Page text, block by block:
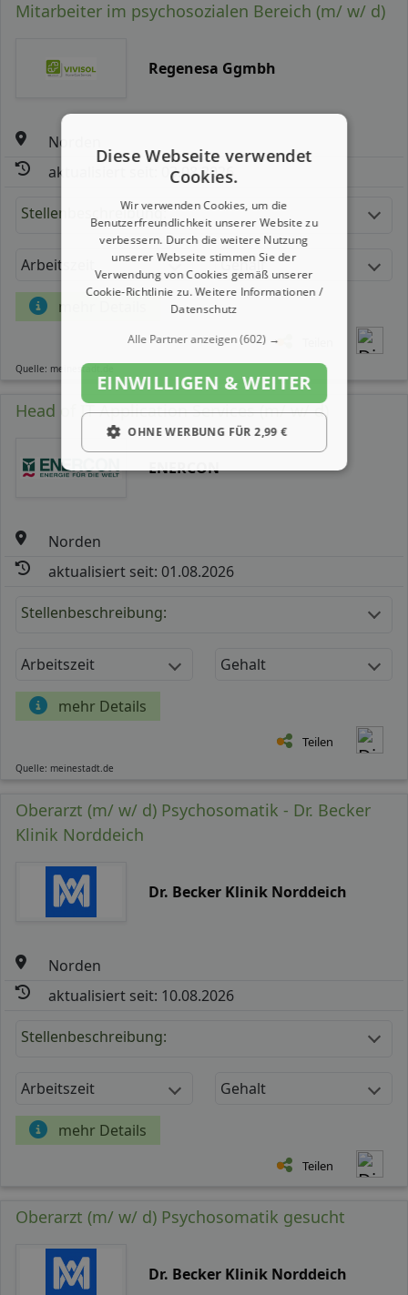
Mitarbeiter im psychosozialen Bereich (m/ w/ d)
Regenesa Ggmbh
Norden
aktualisiert seit: 03.08.2026
Stellenbeschreibung:
Arbeitszeit Gehalt
mehr Details
Quelle: meinestadt.de
Head of IT Application Services (m/ w/ d)
ENERCON
Norden
aktualisiert seit: 01.08.2026
Stellenbeschreibung:
Arbeitszeit Gehalt
mehr Details
Teilen
Quelle: meinestadt.de
Oberarzt (m/ w/ d) Psychosomatik - Dr. Becker
Klinik Norddeich
Dr. Becker Klinik Norddeich
Norden
aktualisiert seit: 10.08.2026
Stellenbeschreibung:
Arbeitszeit Gehalt
mehr Details
Teilen
Oberarzt (m/ w/ d) Psychosomatik gesucht
Dr. Becker Klinik Norddeich
Diese Webseite verwendet
Cookies.
Wir verwenden Cookies, um die
Benutzerfreundlichkeit unserer Website zu
verbessern. Durch die weitere Nutzung
unserer Webseite stimmen Sie der
Verwendung von Cookies gemäß unserer
Cookie-Richtlinie zu.Weitere Informationen /
Datenschutz
Alle Partner anzeigen(602) →
EINWILLIGEN & WEITER
OHNE WERBUNG FÜR 2,99 €